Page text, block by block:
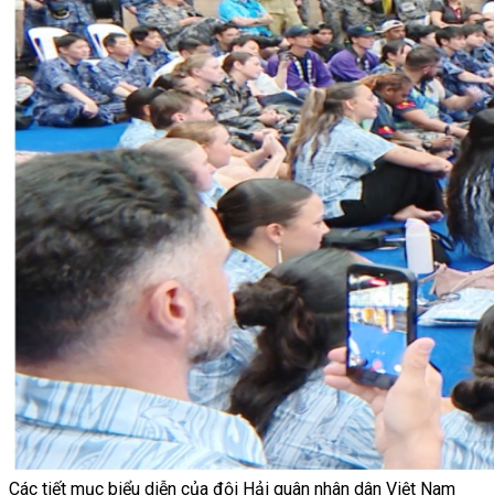
Các tiết mục biểu diễn của đội Hải quân nhân dân Việt Nam